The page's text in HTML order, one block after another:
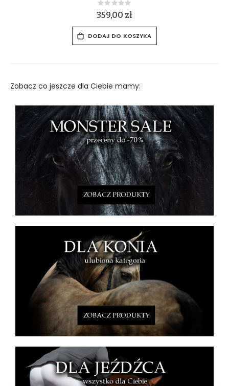
Rating:
0%
129,00 zł
DODAJ DO KOSZYKA
Zobacz co jeszcze dla Ciebie mamy: